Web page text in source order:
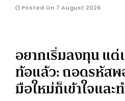
Posted On 7 August 2026
อยากเริ่มลงทุน แ
ท้อแล้ว: ถอดรหัสพ
มือใหม่ก็เข้าใจแล